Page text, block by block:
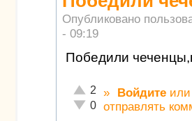
Опубликовано
- 09:19
Победили
Отлично!
2
Неадекватно!
0
» Войдите
отправлять